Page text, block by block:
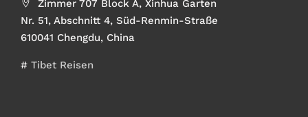
Zimmer 707 Block A, Xinhua Garten
Nr. 51, Abschnitt 4, Süd-Renmin-Straße
610041 Chengdu, China
# Tibet Reisen